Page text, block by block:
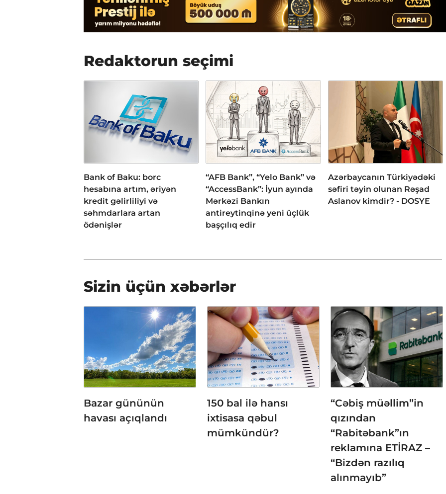
Redaktorun seçimi
Bank of Baku: borc
hesabına artım, əriyən
kredit gəlirliliyi və
səhmdarlara artan
ödənişlər
“AFB Bank”, “Yelo Bank” və
“AccessBank”: İyun ayında
Mərkəzi Bankın
antireytinqinə yeni üçlük
başçılıq edir
Azərbaycanın Türkiyədəki
səfiri təyin olunan Rəşad
Aslanov kimdir? - DOSYE
Sizin üçün xəbərlər
Bazar gününün
havası açıqlandı
150 bal ilə hansı
ixtisasa qəbul
mümkündür?
“Cəbiş müəllim”in
qızından
“Rabitəbank”ın
reklamına ETİRAZ –
“Bizdən razılıq
alınmayıb”